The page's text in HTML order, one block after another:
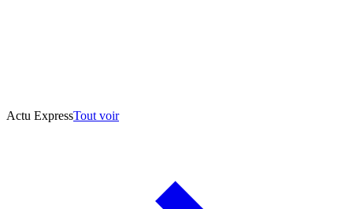
Actu ExpressTout voir